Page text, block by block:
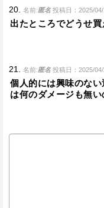
20. 名前:匿名 投稿日：2025/
出たところでどうせ
21. 名前:匿名 投稿日：2025/
個人的には興味のな
は何のダメージも無